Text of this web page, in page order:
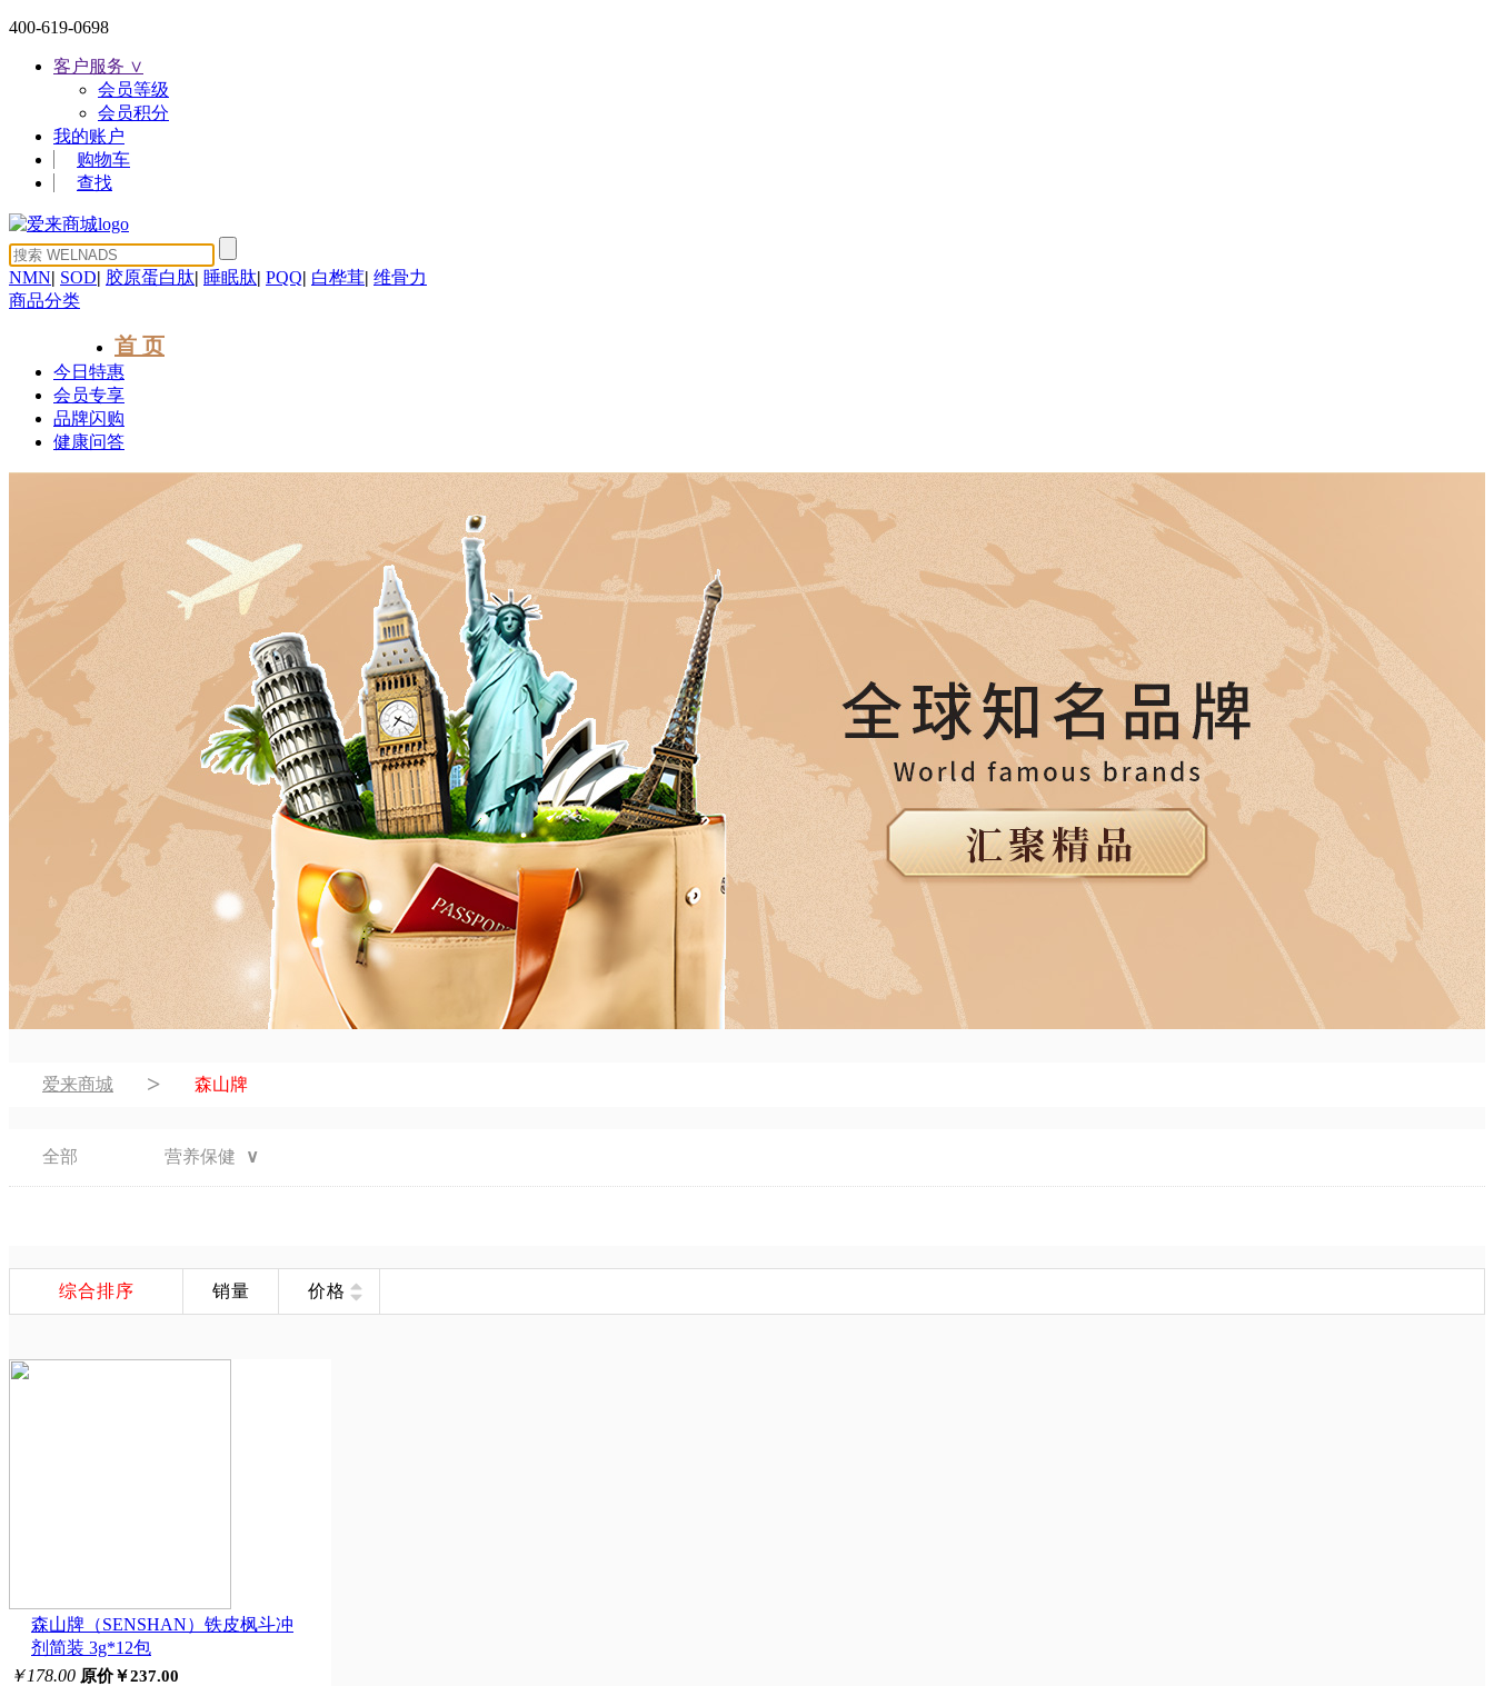
400-619-0698
客户服务 ∨
会员等级
会员积分
我的账户
购物车
查找
NMN| SOD| 胶原蛋白肽| 睡眠肽| PQQ| 白桦茸| 维骨力
商品分类
首 页
今日特惠
会员专享
品牌闪购
健康问答
爱来商城 > 森山牌
全部 营养保健 ∨
综合排序 销量 价格
森山牌（SENSHAN）铁皮枫斗冲
剂简装 3g*12包
￥178.00 原价￥237.00